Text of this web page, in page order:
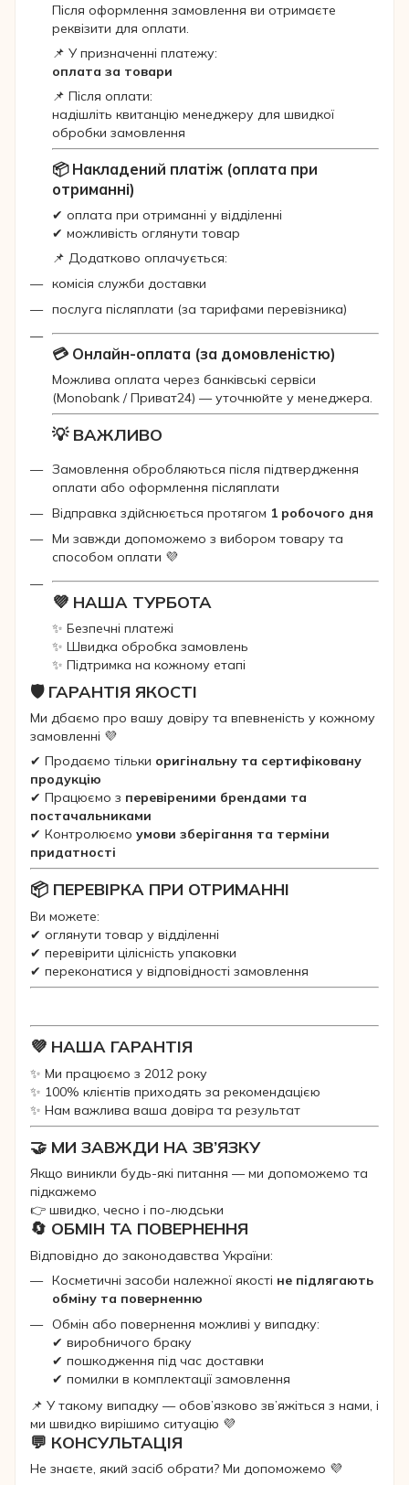
Після оформлення замовлення ви отримаєте
реквізити для оплати.
📌 У призначенні платежу:
оплата за товари
📌 Після оплати:
надішліть квитанцію менеджеру для швидкої
обробки замовлення
📦 Накладений платіж (оплата при
отриманні)
✔ оплата при отриманні у відділенні
✔ можливість оглянути товар
📌 Додатково оплачується:
комісія служби доставки
послуга післяплати (за тарифами перевізника)
💳 Онлайн-оплата (за домовленістю)
Можлива оплата через банківські сервіси
(Monobank / Приват24) — уточнюйте у менеджера.
💡 ВАЖЛИВО
Замовлення обробляються після підтвердження
оплати або оформлення післяплати
Відправка здійснюється протягом 1 робочого дня
Ми завжди допоможемо з вибором товару та
способом оплати 💜
💜 НАША ТУРБОТА
✨ Безпечні платежі
✨ Швидка обробка замовлень
✨ Підтримка на кожному етапі
🛡 ГАРАНТІЯ ЯКОСТІ
Ми дбаємо про вашу довіру та впевненість у кожному
замовленні 💜
✔ Продаємо тільки оригінальну та сертифіковану
продукцію
✔ Працюємо з перевіреними брендами та
постачальниками
✔ Контролюємо умови зберігання та терміни
придатності
📦 ПЕРЕВІРКА ПРИ ОТРИМАННІ
Ви можете:
✔ оглянути товар у відділенні
✔ перевірити цілісність упаковки
✔ переконатися у відповідності замовлення
💜 НАША ГАРАНТІЯ
✨ Ми працюємо з 2012 року
✨ 100% клієнтів приходять за рекомендацією
✨ Нам важлива ваша довіра та результат
🤝 МИ ЗАВЖДИ НА ЗВ’ЯЗКУ
Якщо виникли будь-які питання — ми допоможемо та
підкажемо
👉 швидко, чесно і по-людськи
🔄 ОБМІН ТА ПОВЕРНЕННЯ
Відповідно до законодавства України:
Косметичні засоби належної якості не підлягають
обміну та поверненню
Обмін або повернення можливі у випадку:
✔ виробничого браку
✔ пошкодження під час доставки
✔ помилки в комплектації замовлення
📌 У такому випадку — обов’язково зв’яжіться з нами, і
ми швидко вирішимо ситуацію 💜
💬 КОНСУЛЬТАЦІЯ
Не знаєте, який засіб обрати? Ми допоможемо 💜